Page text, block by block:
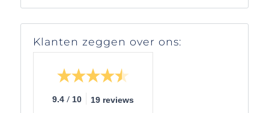
Klanten zeggen over ons:
9.4 / 10 19 reviews